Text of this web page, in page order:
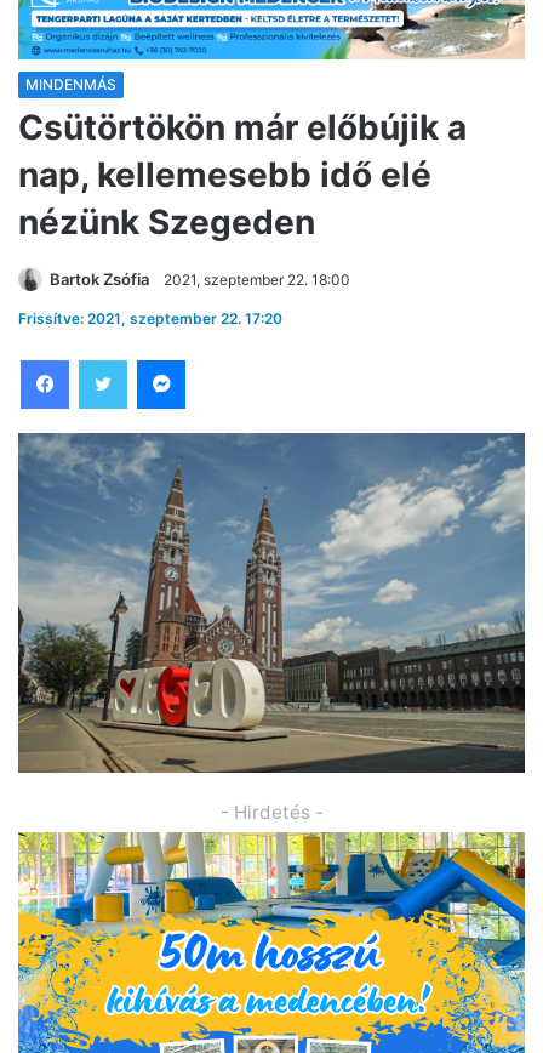
MINDENMÁS
Csütörtökön már előbújik a
nap, kellemesebb idő elé
nézünk Szegeden
Bartok Zsófia 2021, szeptember 22. 18:00
Frissítve: 2021, szeptember 22. 17:20
- Hirdetés -